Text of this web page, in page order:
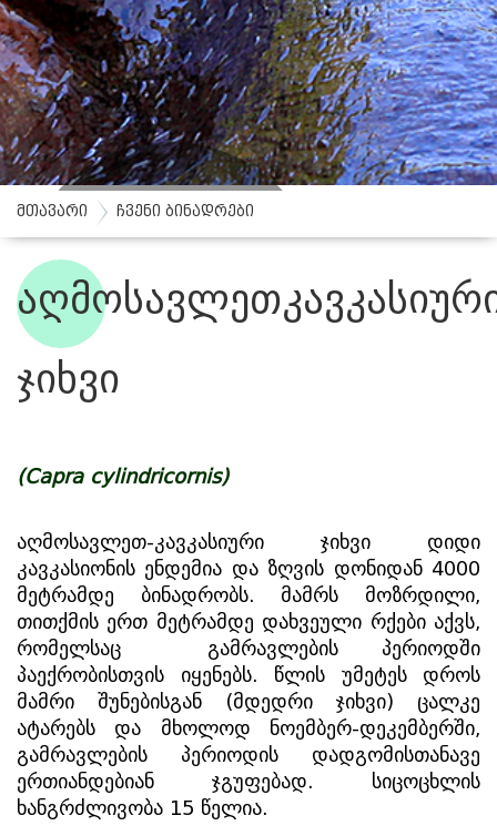
ჩვენი ბინადრები
მთავარი ჩვენი ბინადრები
ჯიხვი
(Capra cylindricornis)
აღმოსავლეთ-კავკასიური ჯიხვი დიდი
კავკასიონის ენდემია და ზღვის დონიდან 4000
მეტრამდე ბინადრობს. მამრს მოზრდილი,
თითქმის ერთ მეტრამდე დახვეული რქები აქვს,
რომელსაც  გამრავლების პერიოდში
პაექრობისთვის იყენებს. წლის უმეტეს დროს
მამრი შუნებისგან (მდედრი ჯიხვი) ცალკე
ატარებს და მხოლოდ ნოემბერ-დეკემბერში,
გამრავლების პერიოდის დადგომისთანავე
ერთიანდებიან ჯგუფებად. სიცოცხლის
ხანგრძლივობა 15 წელია.